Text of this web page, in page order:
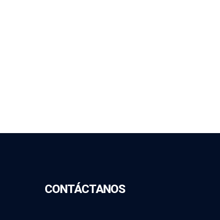
CONTÁCTANOS